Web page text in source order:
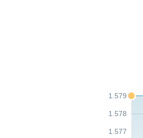
1.577
1.578
1.579